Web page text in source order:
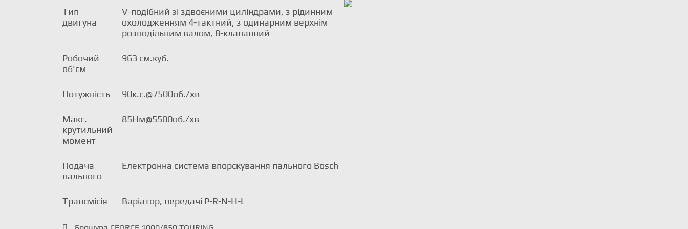
Тип
двигуна
V-подібний зі здвоєними циліндрами, з рідинним
охолодженням 4-тактний, з одинарним верхнім
розподільним валом, 8-клапанний
Робочий
об'єм
963 см.куб.
Потужність 90к.с.@7500об./хв
Макс.
крутильний
момент
85Нм@5500об./хв
Подача
пального
Електронна система впорскування пального Bosch
Трансмісія Варіатор, передачі P-R-N-H-L